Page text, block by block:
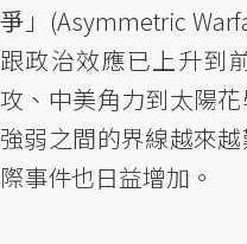
爭 」(Asymmetric
跟政治效應已上升到
攻、中美角力到太陽
強弱之間的界線越來
際事件也日益增加。